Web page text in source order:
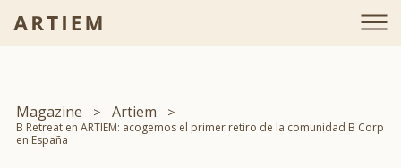
Magazine Artiem
B Retreat en ARTIEM: acogemos el primer retiro de la comunidad B Corp
en España